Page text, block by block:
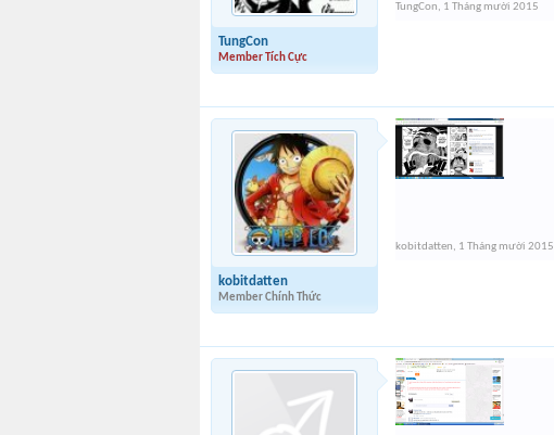
TungCon
Member Tích Cực
TungCon, 1 Tháng mười 2015
kobitdatten
Member Chính Thức
kobitdatten, 1 Tháng mười 2015